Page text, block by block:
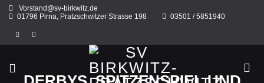
Skip
Vorstand@sv-birkwitz.de
01796 Pirna, Pratzschwitzer Strasse 198
03501 / 5851940